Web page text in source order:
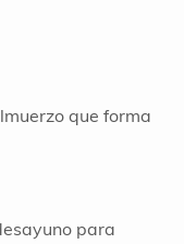
que forma
para